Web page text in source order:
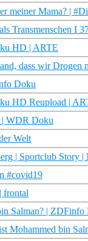
meiner Mama? |
Transmenschen I
HD | ARTE
dass wir Drogen
Doku
HD Reupload |
| WDR Doku
Welt
| Sportclub Story
#covid19
frontal
Salman? | ZDFinfo
Mohammed bin